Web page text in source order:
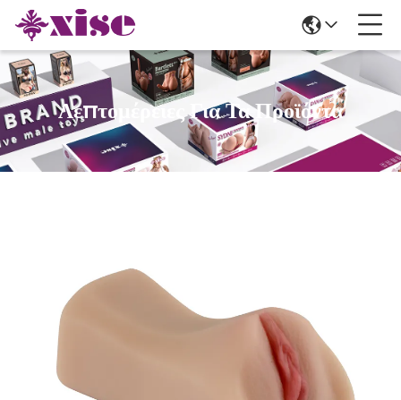
Λεπτομέρειες Για Τα Προϊόντα